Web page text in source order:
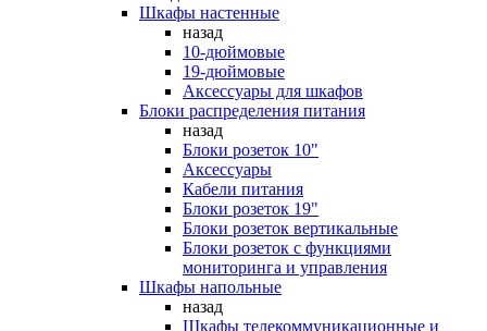
Шкафы настенные
назад
10-дюймовые
19-дюймовые
Аксессуары для шкафов
Блоки распределения питания
назад
Блоки розеток 10"
Аксессуары
Кабели питания
Блоки розеток 19"
Блоки розеток вертикальные
Блоки розеток с функциями
мониторинга и управления
Шкафы напольные
назад
Шкафы телекоммуникационные и